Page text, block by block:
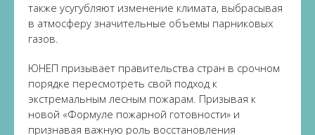
также усугубляют изменение климата, выбрасывая
в атмосферу значительные объемы парниковых
газов.
ЮНЕП призывает правительства стран в срочном
порядке пересмотреть свой подход к
экстремальным лесным пожарам. Призывая к
новой «Формуле пожарной готовности» и
признавая важную роль восстановления